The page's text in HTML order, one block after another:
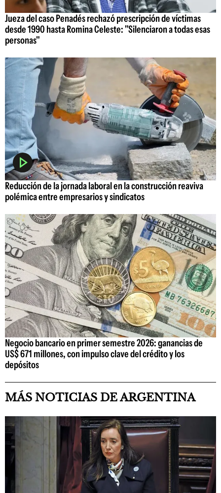
Jueza del caso Penadés rechazó prescripción de víctimas
desde 1990 hasta Romina Celeste: "Silenciaron a todas esas
personas"
Reducción de la jornada laboral en la construcción reaviva
polémica entre empresarios y sindicatos
Negocio bancario en primer semestre 2026: ganancias de
US$ 671 millones, con impulso clave del crédito y los
depósitos
MÁS NOTICIAS DE ARGENTINA